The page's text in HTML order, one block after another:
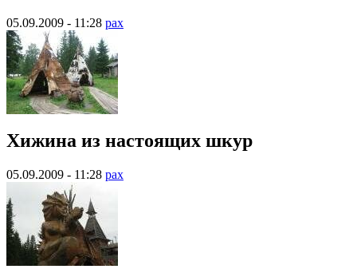
05.09.2009 - 11:28 pax
Хижина из настоящих шкур
05.09.2009 - 11:28 pax